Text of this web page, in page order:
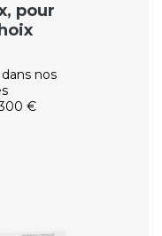
pour
nos
€